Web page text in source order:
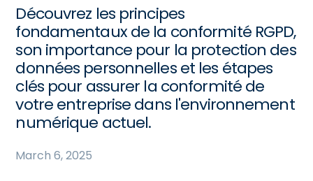
Découvrez les principes
fondamentaux de la conformité RGPD,
son importance pour la protection des
données personnelles et les étapes
clés pour assurer la conformité de
votre entreprise dans l'environnement
numérique actuel.
March 6, 2025